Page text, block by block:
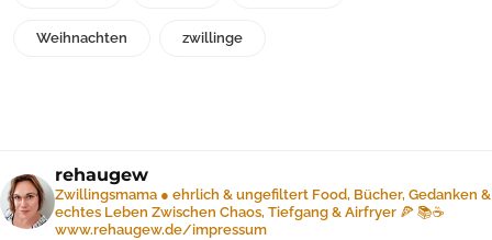
Weihnachten zwillinge
rehaugew
Zwillingsmama ● ehrlich & ungefiltert Food, Bücher, Gedanken &
echtes Leben Zwischen Chaos, Tiefgang & Airfryer 🍕 📚☕️
www.rehaugew.de/impressum